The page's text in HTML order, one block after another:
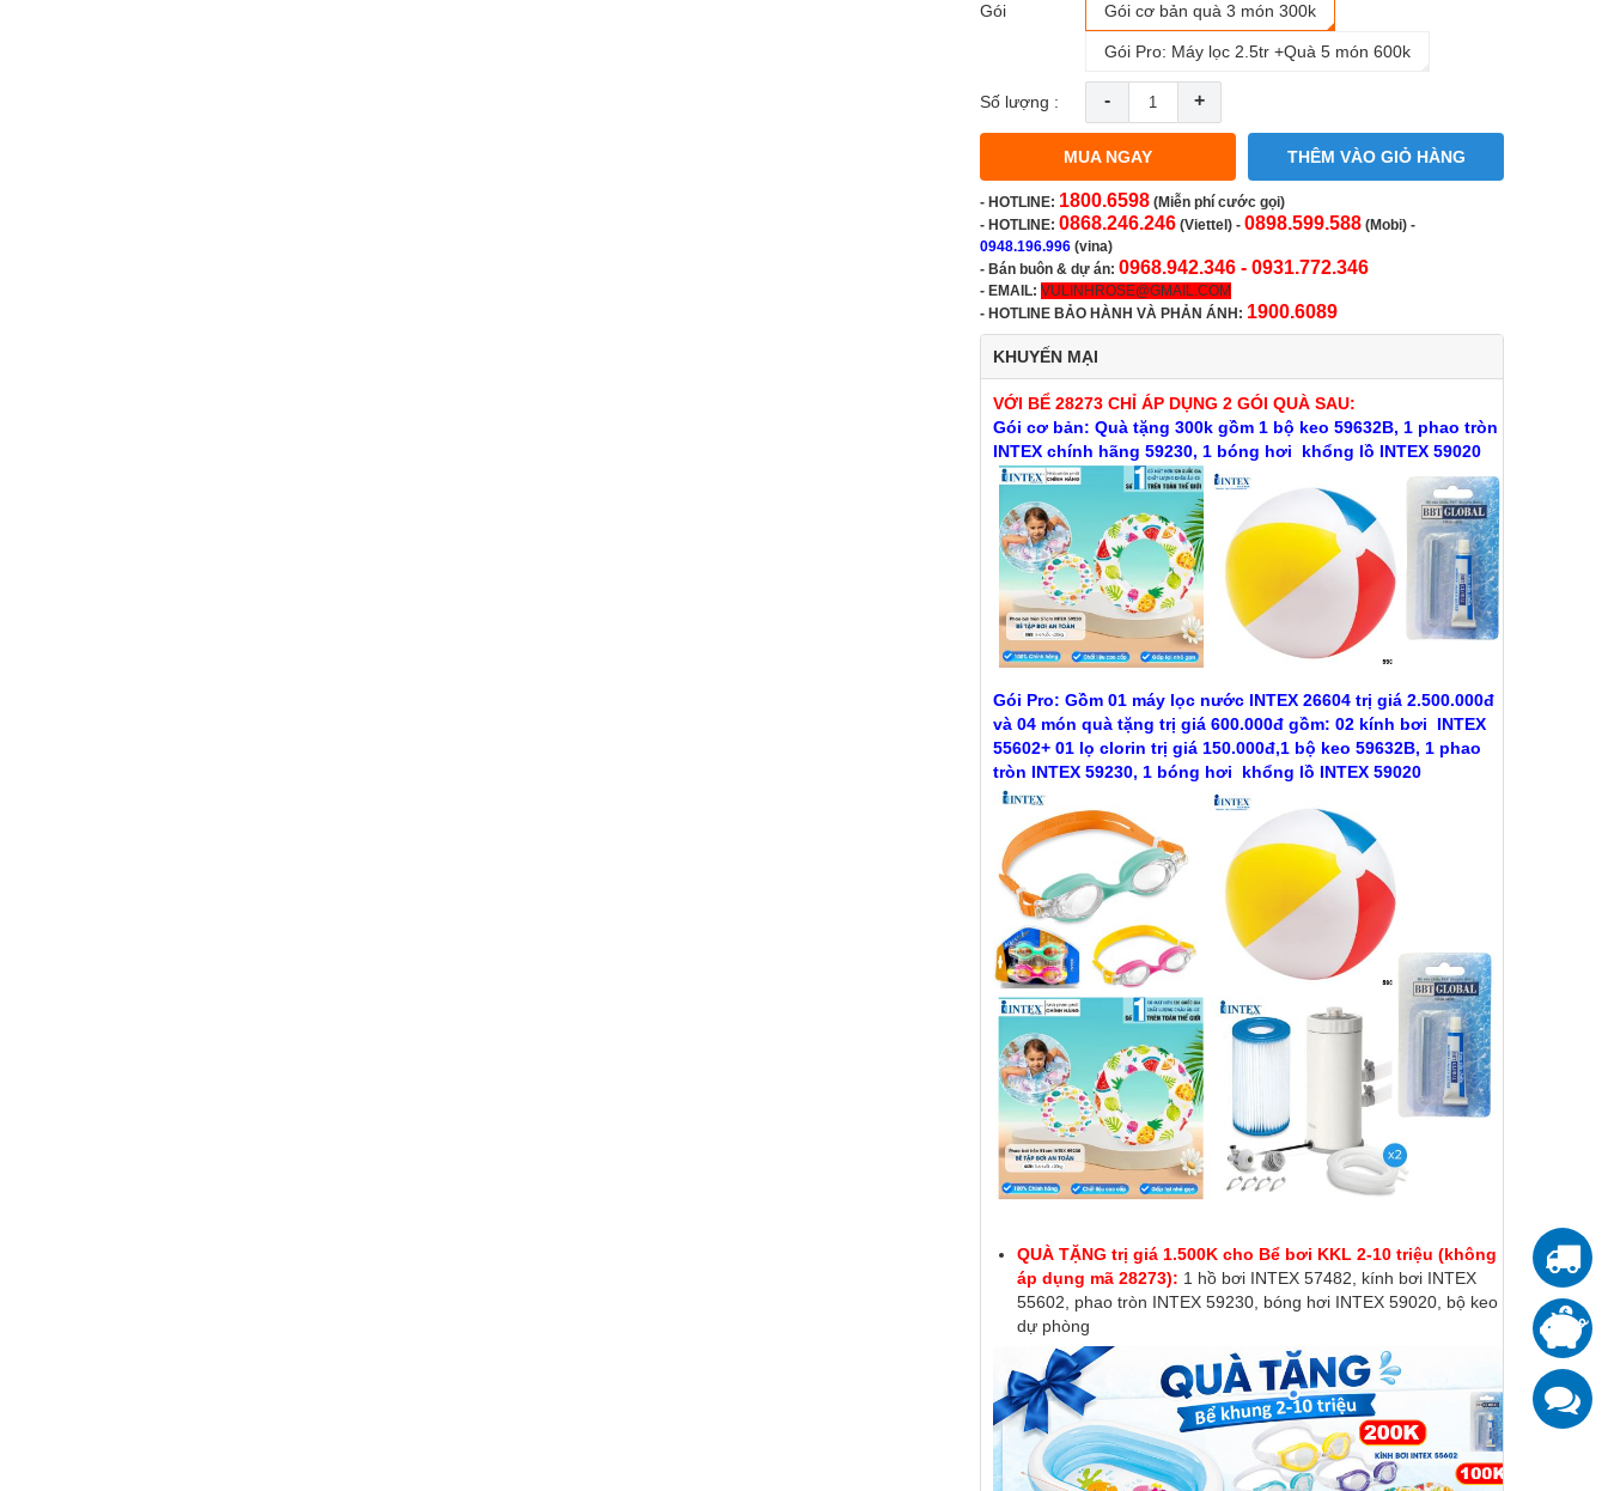
Gói Gói cơ bản quà 3 món 300k
Gói Pro: Máy lọc 2.5tr +Quà 5 món 600k
Số lượng : - +
MUA NGAY THÊM VÀO GIỎ HÀNG
- HOTLINE: 1800.6598 (Miễn phí cước gọi)
- HOTLINE: 0868.246.246 (Viettel) - 0898.599.588 (Mobi) -
0948.196.996 (vina)
- Bán buôn & dự án: 0968.942.346 - 0931.772.346
- EMAIL: VULINHROSE@GMAIL.COM
- HOTLINE BẢO HÀNH VÀ PHẢN ÁNH: 1900.6089
KHUYẾN MẠI
VỚI BỂ 28273 CHỈ ÁP DỤNG 2 GÓI QUÀ SAU:
Gói cơ bản: Quà tặng 300k gồm 1 bộ keo 59632B, 1 phao tròn
INTEX chính hãng 59230, 1 bóng hơi khổng lồ INTEX 59020
Gói Pro: Gồm 01 máy lọc nước INTEX 26604 trị giá 2.500.000đ
và 04 món quà tặng trị giá 600.000đ gồm: 02 kính bơi INTEX
55602+ 01 lọ clorin trị giá 150.000đ,1 bộ keo 59632B, 1 phao
tròn INTEX 59230, 1 bóng hơi khổng lồ INTEX 59020
QUÀ TẶNG trị giá 1.500K cho Bể bơi KKL 2-10 triệu (không
áp dụng mã 28273): 1 hồ bơi INTEX 57482, kính bơi INTEX
55602, phao tròn INTEX 59230, bóng hơi INTEX 59020, bộ keo
dự phòng